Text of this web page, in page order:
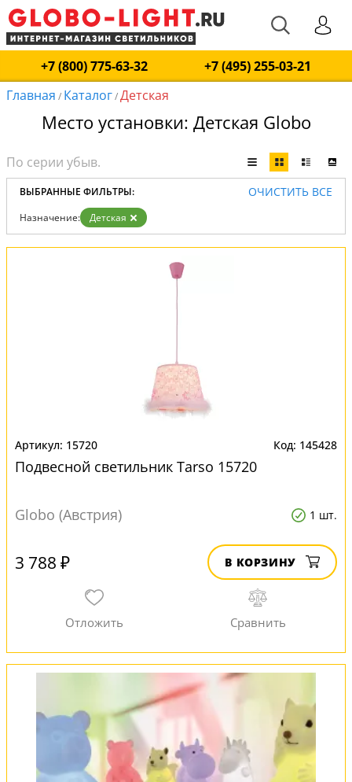
+7 (800) 775-63-32
+7 (495) 255-03-21
Главная / Каталог/Детская
Место установки: Детская Globo
ВЫБРАННЫЕ ФИЛЬТРЫ: ОЧИСТИТЬ ВСЕ
Назначение: Детская
15720 145428
Подвесной светильник Tarso 15720
Globo (Австрия) 1 шт.
3 788 ₽ В КОРЗИНУ